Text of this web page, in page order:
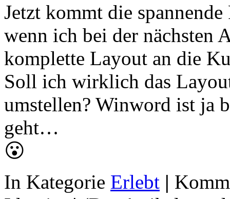
Jetzt kommt die
wenn ich bei der nächsten
komplette Layout an die
Soll ich wirklich das
umstellen? Winword ist ja
geht…
😮
In Kategorie Erlebt |